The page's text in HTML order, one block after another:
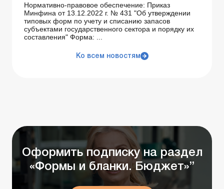
Нормативно-правовое обеспечение: Приказ
Минфина от 13.12.2022 г. № 431 "Об утверждении
типовых форм по учету и списанию запасов
субъектами государственного сектора и порядку их
составления" Форма: ...
Ко всем новостям
Оформить подписку на раздел
«Формы и бланки. Бюджет»”